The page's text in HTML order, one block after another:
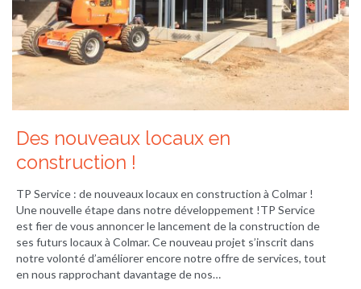
Des nouveaux locaux en
construction !
TP Service : de nouveaux locaux en construction à Colmar !
Une nouvelle étape dans notre développement !TP Service
est fier de vous annoncer le lancement de la construction de
ses futurs locaux à Colmar. Ce nouveau projet s’inscrit dans
notre volonté d’améliorer encore notre offre de services, tout
en nous rapprochant davantage de nos…